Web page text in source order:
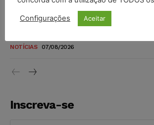
Justiça do Trabalho mantém justa causa
NOTÍCIAS 07/08/2026
Inscreva-se
Configurações Aceitar